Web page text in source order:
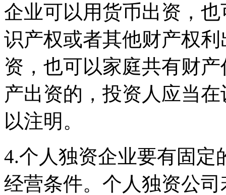
企业可以用货币出资，
识产权或者其他财产权
资，也可以家庭共有财
产出资的，投资人应当
以注明。
4.个人独资企业要有固定
经营条件。个人独资公